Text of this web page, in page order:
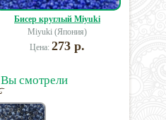
Бисер круглый Miyuki
Miyuki (Япония)
Цена: 273 р.
Вы смотрели